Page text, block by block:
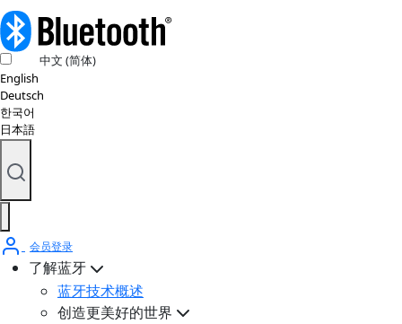
中文 (简体)
English
Deutsch
한국어
日本語
会员登录
了解蓝牙
蓝牙技术概述
创造更美好的世界